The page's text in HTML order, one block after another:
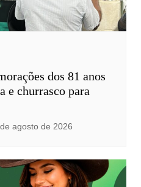
dos 81 anos
e churrasco para
agosto de 2026